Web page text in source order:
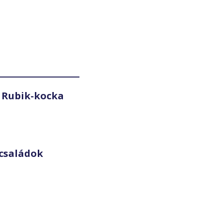
kocka